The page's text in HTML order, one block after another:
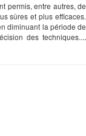
permis, entre autres, de
sûres et plus efficaces.
diminuant la période de
des techniques....